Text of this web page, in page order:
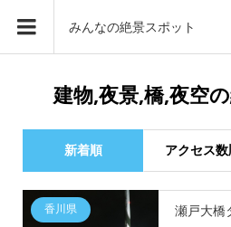
みんなの絶景スポット
建物‚夜景‚橋‚夜空
新着順 アクセス
香川県 瀬戸大橋